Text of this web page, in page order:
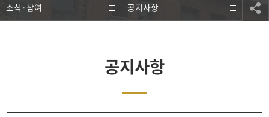
소식·참여 공지사항
공지사항